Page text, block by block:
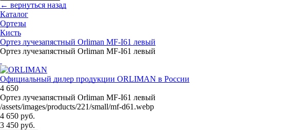
← вернуться назад
Каталог
Ортезы
Кисть
Ортез лучезапястный Orliman MF-I61 левый
Ортез лучезапястный Orliman MF-I61 левый
Официальный дилер продукции ORLIMAN в России
4 650
Ортез лучезапястный Orliman MF-I61 левый
/assets/images/products/221/small/mf-d61.webp
4 650 руб.
3 450 руб.